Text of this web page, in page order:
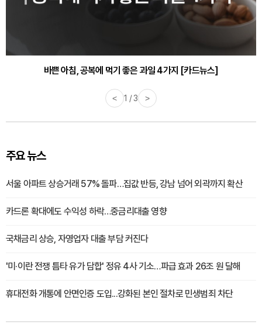
바쁜 아침, 공복에 먹기 좋은 과일 4가지 [카드뉴스]
< 1 / 3 >
주요 뉴스
서울 아파트 상승거래 57% 돌파…집값 반등, 강남 넘어 외곽까지 확산
카드론 확대에도 수익성 하락…중금리대출 영향
국채금리 상승, 자영업자 대출 부담 커진다
'미·이란 전쟁 틈타 유가 담합' 정유 4사 기소…파급 효과 26조 원 달해
휴대전화 개통에 안면인증 도입...강화된 본인 절차로 민생범죄 차단